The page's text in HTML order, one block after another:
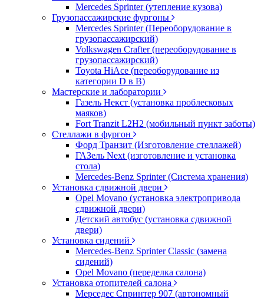
Mercedes Sprinter (утепление кузова)
Грузопассажирские фургоны
Mercedes Sprinter (Переоборудование в
грузопассажирский)
Volkswagen Crafter (переоборудование в
грузопассажирский)
Toyota HiAce (переоборудование из
категории D в B)
Мастерские и лаборатории
Газель Некст (установка проблесковых
маяков)
Fort Tranzit L2H2 (мобильный пункт заботы)
Стеллажи в фургон
Форд Транзит (Изготовление стеллажей)
ГАЗель Next (изготовление и установка
стола)
Mercedes-Benz Sprinter (Система хранения)
Установка сдвижной двери
Opel Movano (установка электропривода
сдвижной двери)
Детский автобус (установка сдвижной
двери)
Установка сидений
Mercedes-Benz Sprinter Classic (замена
сидений)
Opel Movano (переделка салона)
Установка отопителей салона
Мерседес Спринтер 907 (автономный